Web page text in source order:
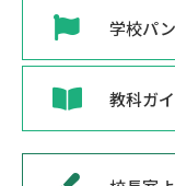
学校パ
教科ガ